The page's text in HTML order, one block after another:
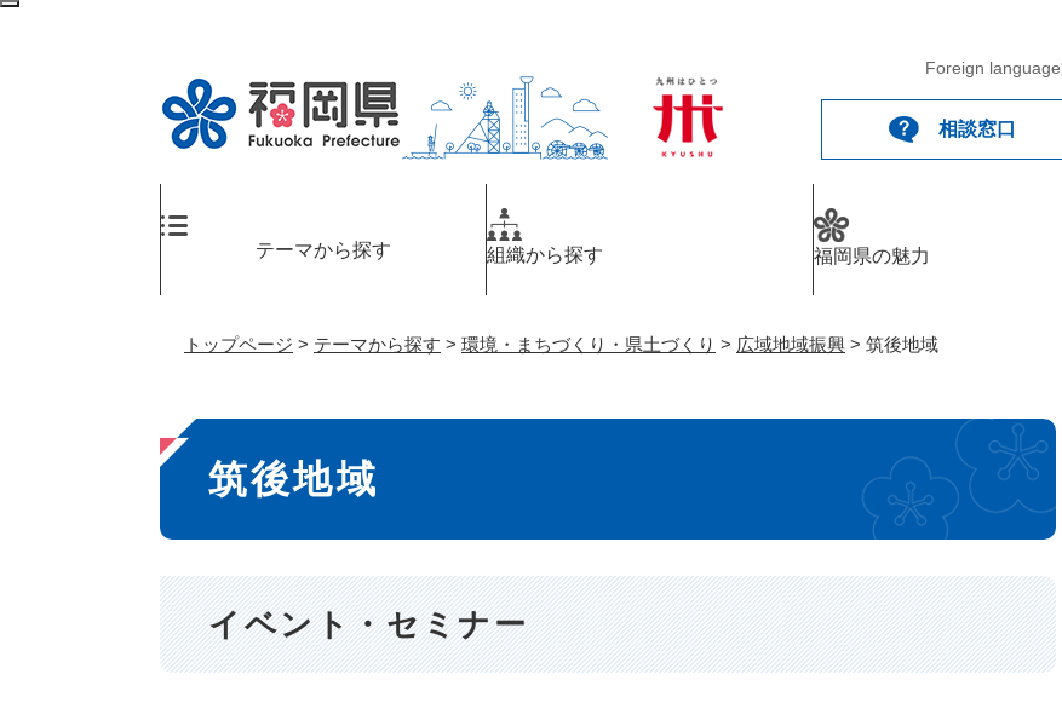
ペ
Foreign language
相談窓口
テーマから探す 組織から探す 福岡県の魅力
トップページ > テーマから探す > 環境・まちづくり・県土づくり > 広域地域振興 > 筑後地域
本
文
筑後地域
イベント・セミナー